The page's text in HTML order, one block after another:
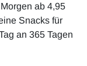
ab 4,95
Snacks für
an 365 Tagen